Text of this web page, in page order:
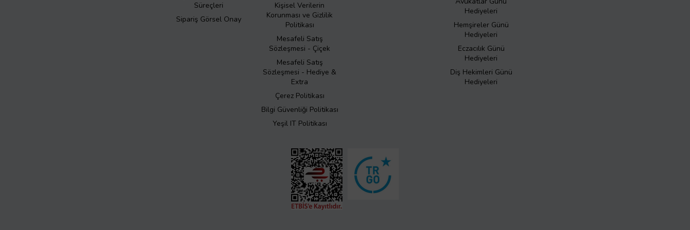
Süreçleri
Sipariş Görsel Onay
Kişisel Verilerin
Korunması ve Gizlilik
Politikası
Mesafeli Satış
Sözleşmesi - Çiçek
Mesafeli Satış
Sözleşmesi - Hediye &
Extra
Çerez Politikası
Bilgi Güvenliği Politikası
Yeşil IT Politikası
Hediyeleri
Hemşireler Günü
Hediyeleri
Eczacılık Günü
Hediyeleri
Diş Hekimleri Günü
Hediyeleri